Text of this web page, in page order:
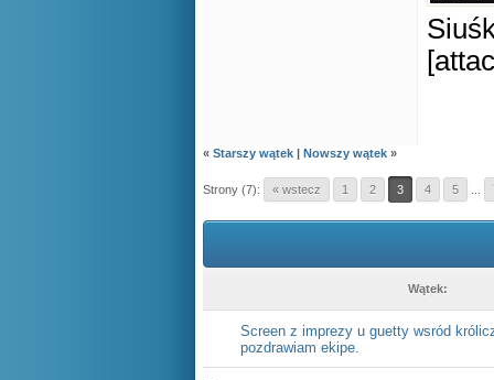
« Starszy wątek | Nowszy wątek »
Strony (7): « wstecz 1 2 3 4 5
Wątek:
Screen z imprezy u guetty wsród
pozdrawiam ekipe.